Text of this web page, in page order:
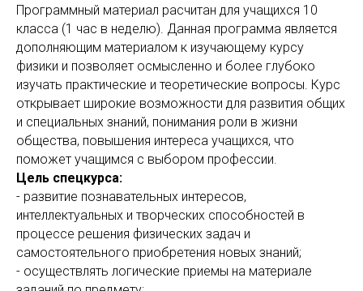
Программный материал расчитан для учащихся 10
класса (1 час в неделю). Данная программа является
дополняющим материалом к изучающему курсу
физики и позволяет осмысленно и более глубоко
изучать практические и теоретические вопросы. Курс
открывает широкие возможности для развития общих
и специальных знаний, понимания роли в жизни
общества, повышения интереса учащихся, что
поможет учащимся с выбором профессии.
Цель спецкурса:
- развитие познавательных интересов,
интеллектуальных и творческих способностей в
процессе решения физических задач и
самостоятельного приобретения новых знаний;
- осуществлять логические приемы на материале